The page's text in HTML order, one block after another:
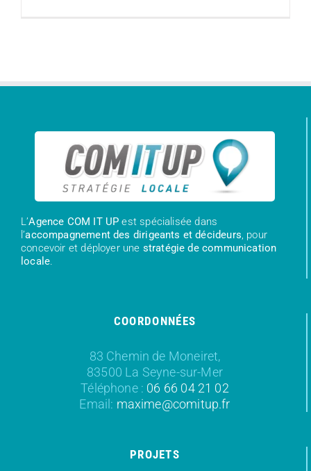
L’Agence COM IT UP est spécialisée dans
l’accompagnement des dirigeants et décideurs, pour
concevoir et déployer une stratégie de communication
locale.
COORDONNÉES
83 Chemin de Moneiret,
83500 La Seyne-sur-Mer
Téléphone : 06 66 04 21 02
Email: maxime@comitup.fr
PROJETS